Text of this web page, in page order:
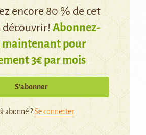
encore 80 % de cet
découvrir!Abonnez-
maintenant pour
3€ par mois
S’abonner
abonné ?Se connecter